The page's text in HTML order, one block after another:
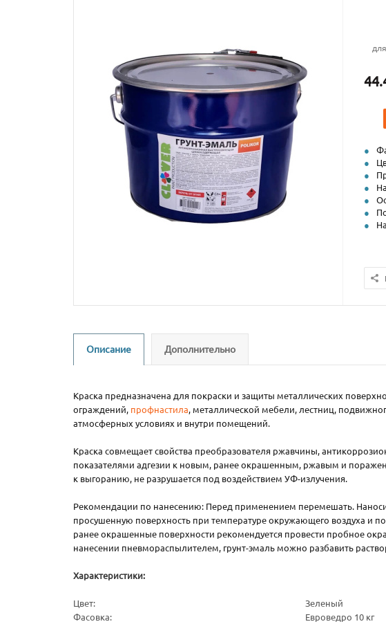
Описание Дополнительно
Краска предназначена для покраски и защиты металлических
ограждений, профнастила, металлической мебели, лестниц,
атмосферных условиях и внутри помещений.
Краска совмещает свойства преобразователя ржавчины,
показателями адгезии к новым, ранее окрашенным, ржавым и
к выгоранию, не разрушается под воздействием УФ-излучения.
Рекомендации по нанесению: Перед применением перемешать.
просушенную поверхность при температуре окружающего воздуха и
ранее окрашенные поверхности рекомендуется провести пробное
нанесении пневмораспылителем, грунт-эмаль можно разбавить
Характеристики:
Цвет:
Зеленый
Фасовка:
Евроведро 10 кг